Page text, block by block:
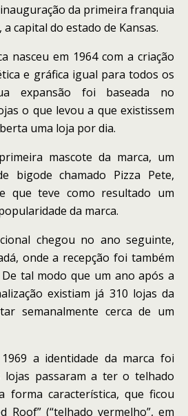
da primeira franquia
capital do estado de Kansas.
nasceu em 1964 com a criação
e gráfica igual para todos os
expansão foi baseada no
o que levou a que existissem
uma loja por dia.
mascote da marca, um
bigode chamado Pizza Pete,
que teve como resultado um
da marca.
chegou no ano seguinte,
onde a recepção foi também
tal modo que um ano após a
existiam já 310 lojas da
semanalmente cerca de um
a identidade da marca foi
lojas passaram a ter o telhado
forma característica, que ficou
Roof” (“telhado vermelho”, em